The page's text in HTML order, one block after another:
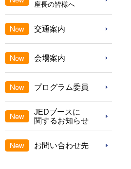
座長の皆様へ
交通案内
会場案内
プログラム委員
JEDブースに
関するお知らせ
お問い合わせ先